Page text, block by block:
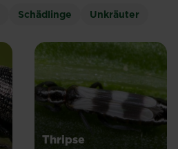
Schädlinge Unkräuter
Thripse